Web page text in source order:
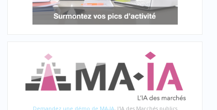
Demandez une démo de MA-IA, l'IA des Marchés publics